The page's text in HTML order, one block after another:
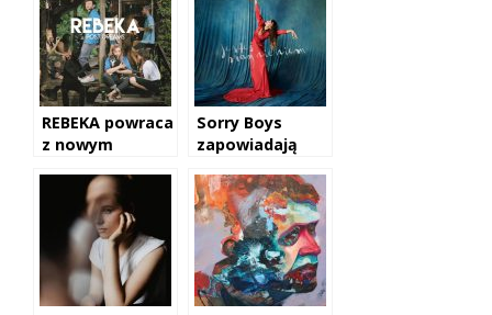
REBEKA powraca
z nowym
albumem.
Sorry Boys
zapowiadają